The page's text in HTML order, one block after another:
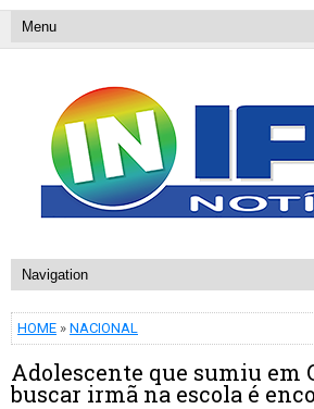
HOME » NACIONAL
Adolescente que sumiu em
buscar irmã na escola é